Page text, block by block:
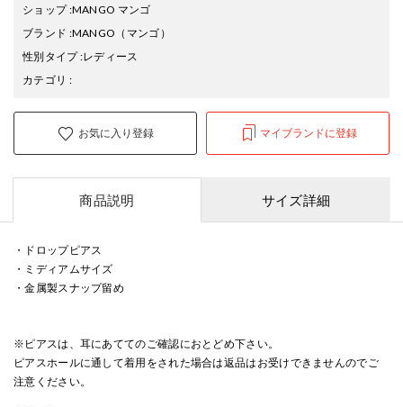
ショップ:MANGO マンゴ
ブランド :MANGO （マンゴ）
性別タイプ:レディース
カテゴリ :
お気に入り登録 マイブランドに登録
商品説明 サイズ詳細
・ドロップピアス
・ミディアムサイズ
・金属製スナップ留め
※ピアスは、耳にあててのご確認におとどめ下さい。
ピアスホールに通して着用をされた場合は返品はお受けできませんのでご
注意ください。